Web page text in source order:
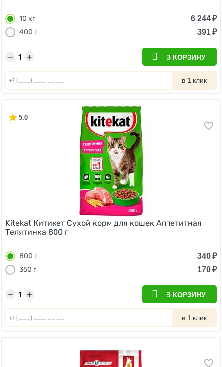
10 кг 6 244₽
400 г
391₽
+
− В КОРЗИНУ
в 1 клик
5.0
Kitekat Китикет Сухой корм для кошек Аппетитная
Телятинка 800 г
800 г 340₽
350 г
170₽
+
− В КОРЗИНУ
в 1 клик